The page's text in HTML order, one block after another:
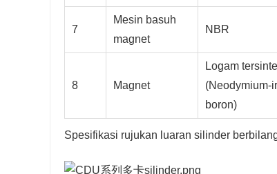
7
Mesin basuh
magnet
NBR
8 Magnet
Logam
(Neodymium-
boron)
Spesifikasi rujukan luaran silinder